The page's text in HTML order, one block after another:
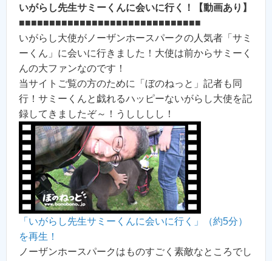
いがらし先生サミーくんに会いに行く！【動画あり】
■■■■■■■■■■■■■■■■■■■■■■■■■■■■■■
いがらし大使がノーザンホースパークの人気者「サミ
ーくん」に会いに行きました！大使は前からサミーく
んの大ファンなのです！
当サイトご覧の方のために「ぼのねっと」記者も同
行！サミーくんと戯れるハッピーないがらし大使を記
録してきましたぞ～！うしししし！
「いがらし先生サミーくんに会いに行く」（約5分）
を再生！
ノーザンホースパークはものすごく素敵なところでし